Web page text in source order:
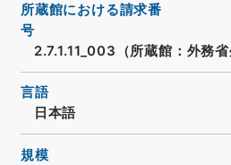
所蔵館における請求番
号
2.7.1.11_003（所蔵館：外務省
言語
日本語
規模